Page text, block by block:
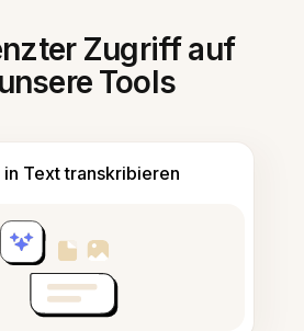
Zugriff auf
Tools
in Text transkribieren